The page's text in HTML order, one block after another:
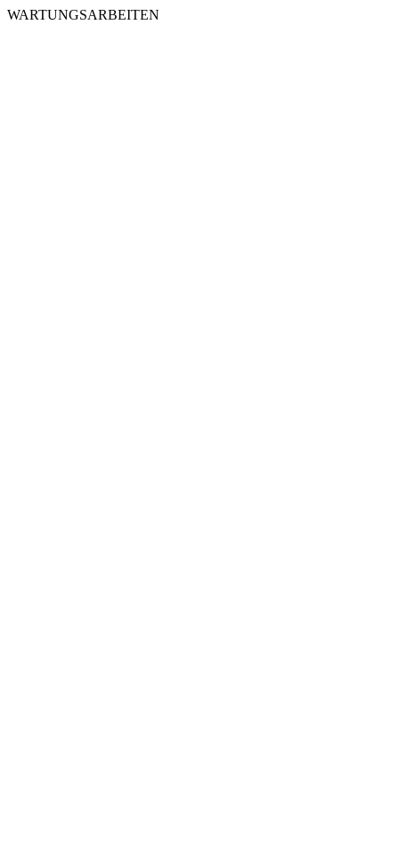
WARTUNGSARBEITEN